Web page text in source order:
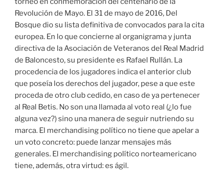
Revolución de Mayo. El 31 de mayo de 2016, Del
Bosque dio su lista definitiva de convocados para la cita
europea. En lo que concierne al organigrama y junta
directiva de la Asociación de Veteranos del Real Madrid
de Baloncesto, su presidente es Rafael Rullán. La
procedencia de los jugadores indica el anterior club
que poseía los derechos del jugador, pese a que este
proceda de otro club cedido, en caso de ya pertenecer
al Real Betis. No son una llamada al voto real (¿lo fue
alguna vez?) sino una manera de seguir nutriendo su
marca. El merchandising político no tiene que apelar a
un voto concreto: puede lanzar mensajes más
generales. El merchandising político norteamericano
tiene, además, otra virtud: es ágil.